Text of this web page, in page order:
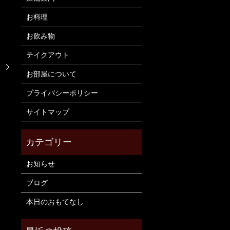
お料理
お飲み物
テイクアウト
お部屋について
プライバシーポリシー
サイトマップ
お知らせ
ブログ
本日のおもてなし